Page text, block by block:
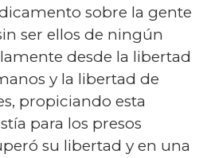
sobre la gente
ser ellos de ningún
desde la libertad
y la libertad de
propiciando esta
para los presos
su libertad y en una